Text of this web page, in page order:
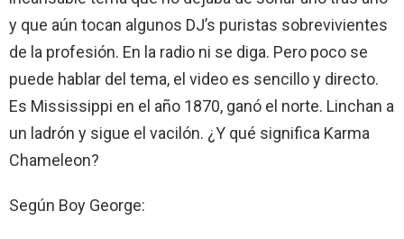
y que aún tocan algunos DJ’s puristas sobrevivientes
de la profesión. En la radio ni se diga. Pero poco se
puede hablar del tema, el video es sencillo y directo.
Es Mississippi en el año 1870, ganó el norte. Linchan a
un ladrón y sigue el vacilón. ¿Y qué significa Karma
Chameleon?
Según Boy George: